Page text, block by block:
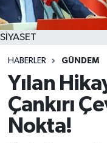
SİYASET
HABERLER GÜNDEM
Yılan
Çankırı
Nokta!